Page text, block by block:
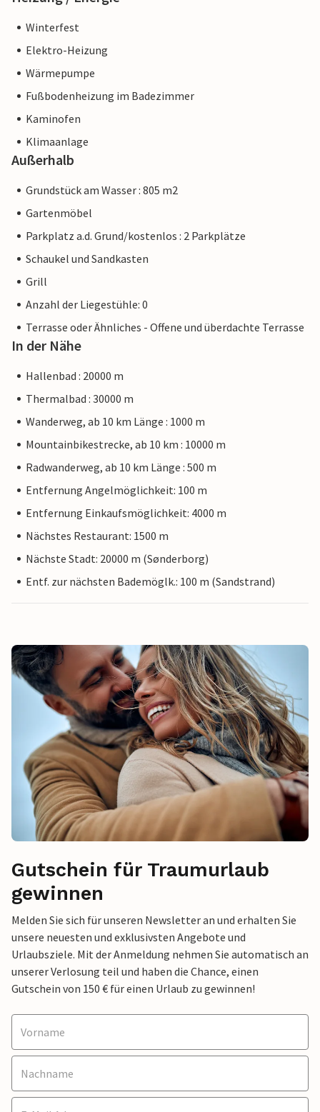
Winterfest
Elektro-Heizung
Wärmepumpe
Fußbodenheizung im Badezimmer
Kaminofen
Klimaanlage
Außerhalb
Grundstück am Wasser : 805 m2
Gartenmöbel
Parkplatz a.d. Grund/kostenlos : 2 Parkplätze
Schaukel und Sandkasten
Grill
Anzahl der Liegestühle: 0
Terrasse oder Ähnliches - Offene und überdachte Terrasse
In der Nähe
Hallenbad : 20000 m
Thermalbad : 30000 m
Wanderweg, ab 10 km Länge : 1000 m
Mountainbikestrecke, ab 10 km : 10000 m
Radwanderweg, ab 10 km Länge : 500 m
Entfernung Angelmöglichkeit: 100 m
Entfernung Einkaufsmöglichkeit: 4000 m
Nächstes Restaurant: 1500 m
Nächste Stadt: 20000 m (Sønderborg)
Entf. zur nächsten Bademöglk.: 100 m (Sandstrand)
Gutschein für Traumurlaub
gewinnen
Melden Sie sich für unseren Newsletter an und erhalten Sie
unsere neuesten und exklusivsten Angebote und
Urlaubsziele. Mit der Anmeldung nehmen Sie automatisch an
unserer Verlosung teil und haben die Chance, einen
Gutschein von 150 € für einen Urlaub zu gewinnen!